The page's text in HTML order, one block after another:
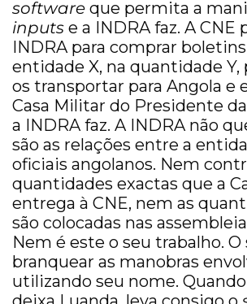
software que permita a
inputs e a INDRA faz. A CNE
INDRA para comprar
entidade X, na quantidade Y,
os transportar para Angola e
Casa Militar do Presidente
a INDRA faz. A INDRA não
são as relações entre a
oficiais angolanos. Nem
quantidades exactas que a
entrega à CNE, nem as
são colocadas nas
Nem é este o seu trabalho. O
branquear as manobras
utilizando seu nome.